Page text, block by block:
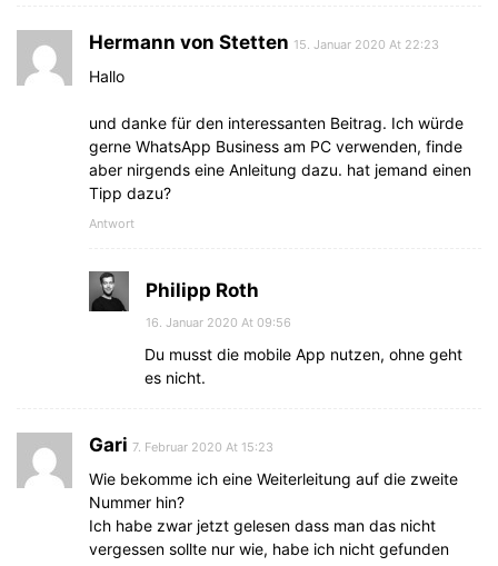
Hermann von Stetten 15. Januar 2020 At 22:23
Hallo
und danke für den interessanten Beitrag. Ich würde
gerne WhatsApp Business am PC verwenden, finde
aber nirgends eine Anleitung dazu. hat jemand einen
Tipp dazu?
Antwort
Philipp Roth
16. Januar 2020 At 09:56
Du musst die mobile App nutzen, ohne geht
es nicht.
Gari 7. Februar 2020 At 15:23
Wie bekomme ich eine Weiterleitung auf die zweite
Nummer hin?
Ich habe zwar jetzt gelesen dass man das nicht
vergessen sollte nur wie, habe ich nicht gefunden